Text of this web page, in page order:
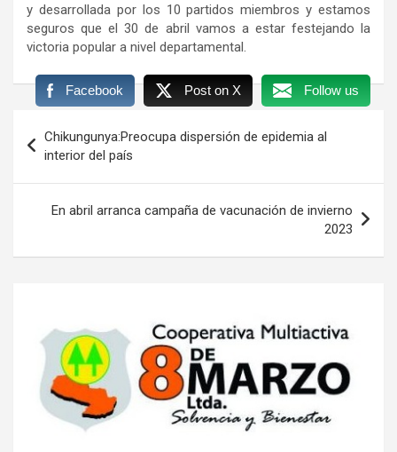
y desarrollada por los 10 partidos miembros y estamos
seguros que el 30 de abril vamos a estar festejando la
victoria popular a nivel departamental.
Facebook Post on X Follow us
de
entradas
Chikungunya:Preocupa dispersión de epidemia al
interior del país
En abril arranca campaña de vacunación de invierno
2023